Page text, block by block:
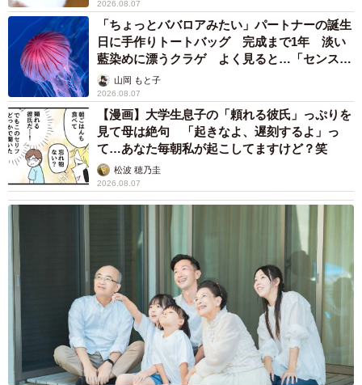
2026.08.07
「ちょっとババロアみたい」パートナーの誕生
日に手作りトートバッグ 完成まで1年 淡い
藍染めに漂うクラゲ よく見ると…「センスす
ごい」山岡 もと子
2026.08.07
【漫画】大学生息子の「頼れる彼氏」っぷりを
見て母は絶句 「起きなよ、遅刻するよ」っ
て…あなた毎朝私が起こしてますけど？笑
松波 穂乃圭
2026.08.07